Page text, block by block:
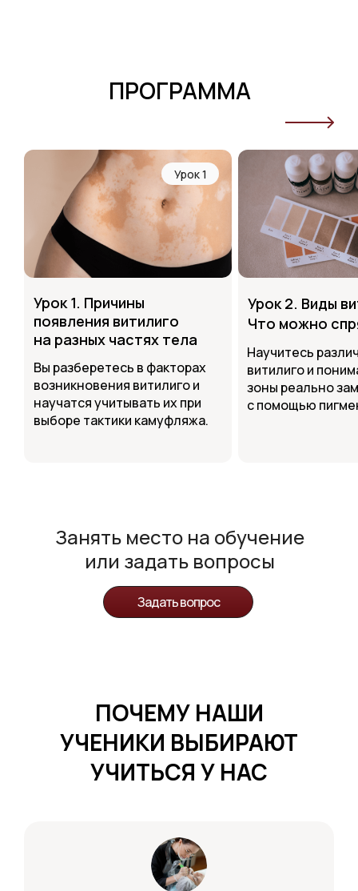
ПРОГРАММА
Урок 2. Виды
Что можно
Научитесь
витилиго и
зоны реально
с помощью
Урок 1. Причины
появления витилиго
на разных частях тела
Вы разберетесь в факторах
возникновения витилиго и
научатся учитывать их при
выборе тактики камуфляжа.
Урок 1
Задать вопрос
Занять место на обучение
или задать вопросы
ПОЧЕМУ НАШИ
УЧЕНИКИ ВЫБИРАЮТ
УЧИТЬСЯ У НАС
с
и получает